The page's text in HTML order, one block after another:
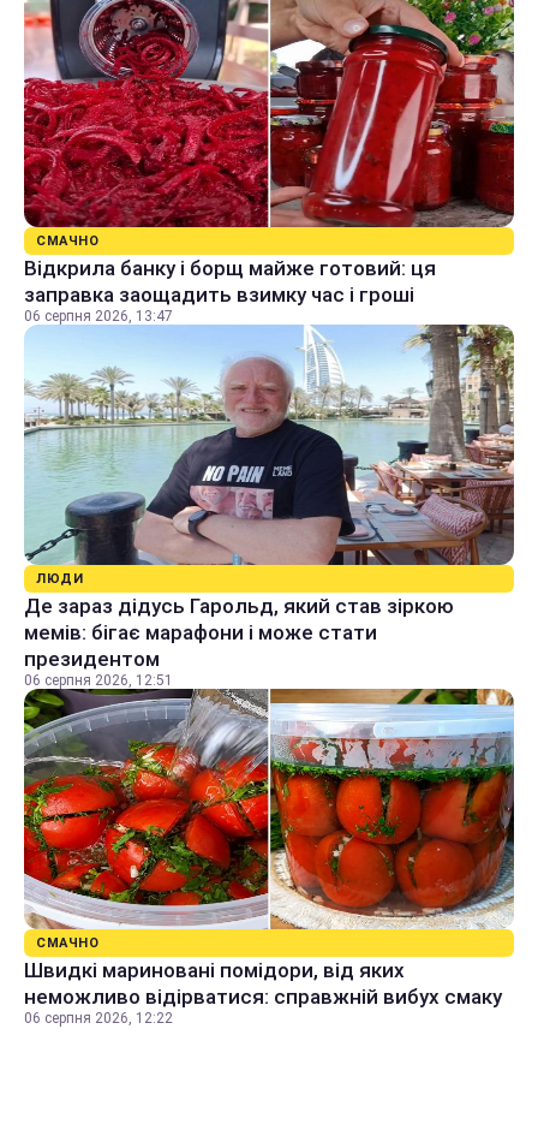
СМАЧНО
Відкрила банку і борщ майже готовий: ця
заправка заощадить взимку час і гроші
06 серпня 2026, 13:47
ЛЮДИ
Де зараз дідусь Гарольд, який став зіркою
мемів: бігає марафони і може стати
президентом
06 серпня 2026, 12:51
СМАЧНО
Швидкі мариновані помідори, від яких
неможливо відірватися: справжній вибух смаку
06 серпня 2026, 12:22